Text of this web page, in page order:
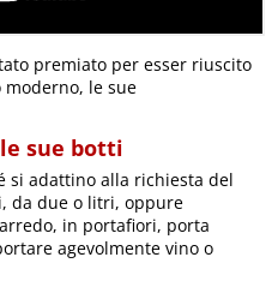
premiato per esser riuscito
moderno, le sue
sue botti
si adattino alla richiesta del
da due o litri, oppure
in portafiori, porta
agevolmente vino o